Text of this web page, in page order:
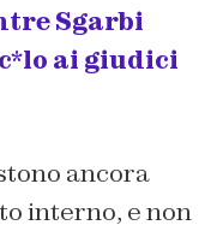
Sgarbi
ai giudici
ancora
interno, e non